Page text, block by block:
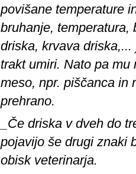
povišane temperature
bruhanje, temperatura,
driska, krvava
trakt umiri. Nato pa
meso, npr. piščanca in
prehrano.
_Če driska v dveh do
pojavijo še drugi znaki
obisk veterinarja.